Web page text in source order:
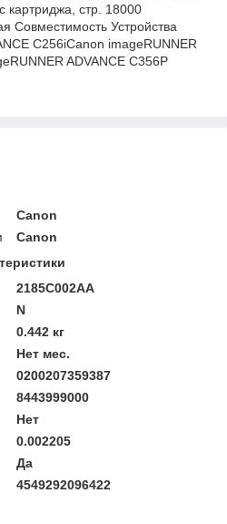
картриджа, cтр. 18000
Совместимость Устройства
C256iCanon imageRUNNER
ADVANCE C356P
Canon
Canon
2185C002AA
N
0.442 кг
Нет мес.
0200207359387
8443999000
Нет
0.002205
Да
4549292096422